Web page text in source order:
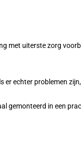
met uiterste zorg
echter problemen
gemonteerd in een